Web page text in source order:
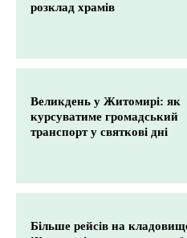
розклад храмів
Великдень у Житомирі: як
курсуватиме громадський
транспорт у святкові дні
Більше рейсів на